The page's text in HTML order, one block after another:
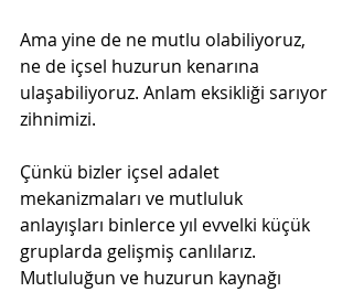
Ama yine de ne mutlu olabiliyoruz,
ne de içsel huzurun kenarına
ulaşabiliyoruz. Anlam eksikliği sarıyor
zihnimizi.
Çünkü bizler içsel adalet
mekanizmaları ve mutluluk
anlayışları binlerce yıl evvelki küçük
gruplarda gelişmiş canlılarız.
Mutluluğun ve huzurun kaynağı